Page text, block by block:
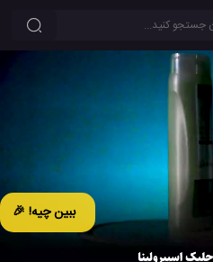
ببین چیه! 🎉